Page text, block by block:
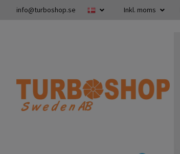
info@turboshop.se Inkl. moms